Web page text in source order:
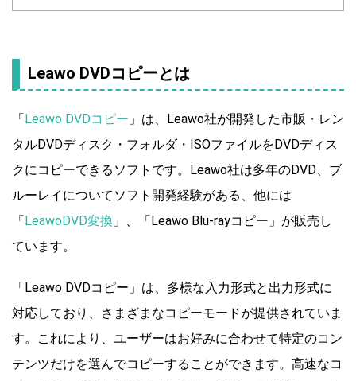
Leawo DVDコピーとは
「Leawo DVDコピー 」は、Leawo社が開発した市販・レン
タルDVDディスク・フォルダ・ISOファイルをDVDディス
クにコピーできるソフトです。Leawo社は多年のDVD、ブ
ルーレイについてソフト開発経験がある、他には
「LeawoDVD変換 」、「Leawo Blu-rayコピー」が販売し
ています。
「Leawo DVDコピー」は、多様な入力形式と出力形式に
対応しており、さまざまなコピーモードが提供されていま
す。これにより、ユーザーはお好みに合わせて特定のコン
テンツだけを選んでコピーすることができます。高速なコ